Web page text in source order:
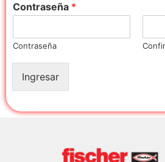
Contraseña *
Contraseña
Ingresar